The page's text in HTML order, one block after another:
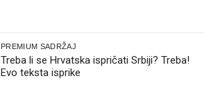
PREMIUM SADRŽAJ
Treba li se Hrvatska ispričati Srbiji? Treba!
Evo teksta isprike